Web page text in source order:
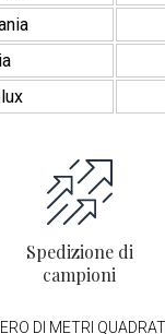
Spedizione di
campioni
DI METRI